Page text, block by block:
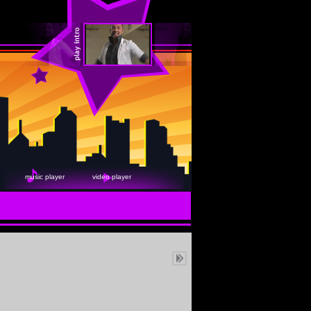
music player video player